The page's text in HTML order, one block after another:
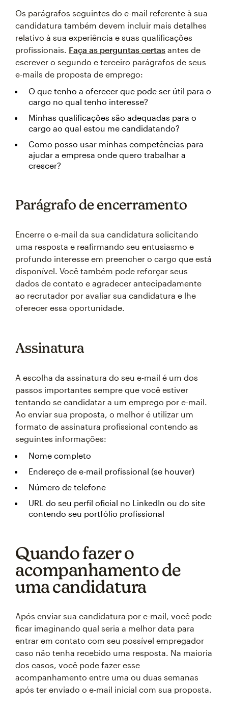
Os parágrafos seguintes do e-mail referente à sua
candidatura também devem incluir mais detalhes
relativo à sua experiência e suas qualificações
profissionais. Faça as perguntas certas antes de
escrever o segundo e terceiro parágrafos de seus
e-mails de proposta de emprego:
O que tenho a oferecer que pode ser útil para o
cargo no qual tenho interesse?
Minhas qualificações são adequadas para o
cargo ao qual estou me candidatando?
Como posso usar minhas competências para
ajudar a empresa onde quero trabalhar a
crescer?
Parágrafo de encerramento
Encerre o e-mail da sua candidatura solicitando
uma resposta e reafirmando seu entusiasmo e
profundo interesse em preencher o cargo que está
disponível. Você também pode reforçar seus
dados de contato e agradecer antecipadamente
ao recrutador por avaliar sua candidatura e lhe
oferecer essa oportunidade.
Assinatura
A escolha da assinatura do seu e-mail é um dos
passos importantes sempre que você estiver
tentando se candidatar a um emprego por e-mail.
Ao enviar sua proposta, o melhor é utilizar um
formato de assinatura profissional contendo as
seguintes informações:
Nome completo
Endereço de e-mail profissional (se houver)
Número de telefone
URL do seu perfil oficial no LinkedIn ou do site
contendo seu portfólio profissional
Quando fazer o
acompanhamento de
uma candidatura
Após enviar sua candidatura por e-mail, você pode
ficar imaginando qual seria a melhor data para
entrar em contato com seu possível empregador
caso não tenha recebido uma resposta. Na maioria
dos casos, você pode fazer esse
acompanhamento entre uma ou duas semanas
após ter enviado o e-mail inicial com sua proposta.